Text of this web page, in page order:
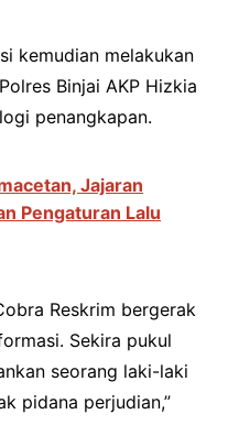
kemudian melakukan
Binjai AKP Hizkia
penangkapan.
Jajaran
Pengaturan Lalu
Reskrim bergerak
Sekira pukul
seorang laki-laki
pidana perjudian,”